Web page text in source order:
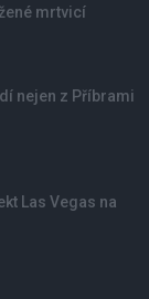
mrtvicí
nejen z Příbrami
Las Vegas na